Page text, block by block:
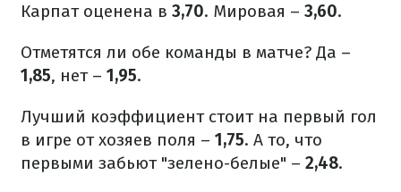
Карпат оценена в 3,70. Мировая – 3,60.
Отметятся ли обе команды в матче? Да –
1,85, нет – 1,95.
Лучший коэффициент стоит на первый гол
в игре от хозяев поля – 1,75. А то, что
первыми забьют "зелено-белые" – 2,48.